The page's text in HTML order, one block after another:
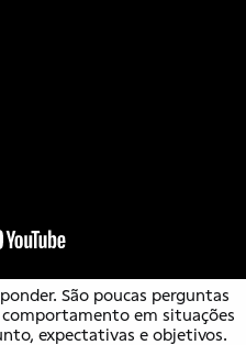
São poucas perguntas
em situações
expectativas e objetivos.